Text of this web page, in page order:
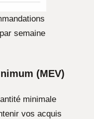
semaine
(MEV)
minimale
vos acquis